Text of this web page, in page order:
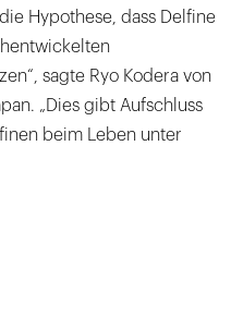
Hypothese, dass Delfine
sagte Ryo Kodera von
„Dies gibt Aufschluss
beim Leben unter